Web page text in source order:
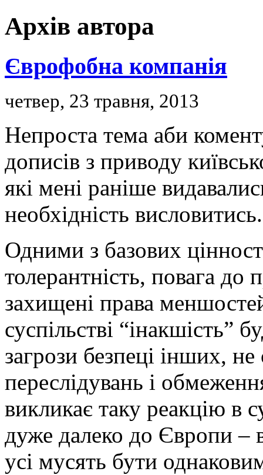
Архів автора
Єврофобна компанія
четвер, 23 травня, 2013
Непроста тема аби
дописів з приводу
які мені раніше
необхідність висловитись.
Одними з базових
толерантність, повага
захищені права
суспільстві “інакшість”
загрози безпеці інших,
переслідувань і
викликає таку реакцію в
дуже далеко до Європи –
усі мусять бути